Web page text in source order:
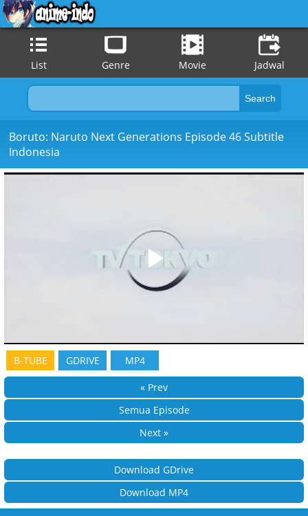
List Genre Movie Jadwal
Boruto: Naruto Next Generations Episode 46 Subtitle
Indonesia
B-TUBE GDRIVE MP4
« Prev
Semua Episode
Next »
Download GDrive
Download MP4